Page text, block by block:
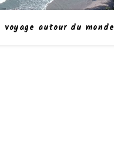
autour du monde